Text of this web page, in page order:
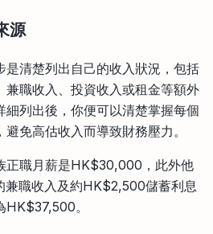
源
是清楚列出自己的收入狀況，包括
兼職收入、投資收入或租金等額外
細列出後，你便可以清楚掌握每個
免高估收入而導致財務壓力。
正職月薪是HK$30,000，此外他
職收入及約HK$2,500儲蓄利息
HK$37,500。